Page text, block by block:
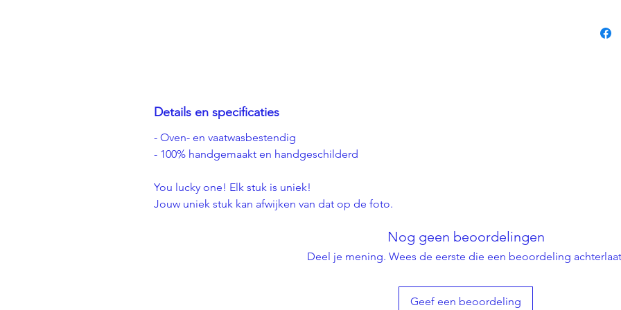
Details en specificaties
- Oven- en vaatwasbestendig
- 100% handgemaakt en handgeschilderd
You lucky one! Elk stuk is uniek!
Jouw uniek stuk kan afwijken van dat op de foto.
Nog geen beoordelingen
Deel je mening. Wees de eerste die een beoordeling
Geef een beoordeling